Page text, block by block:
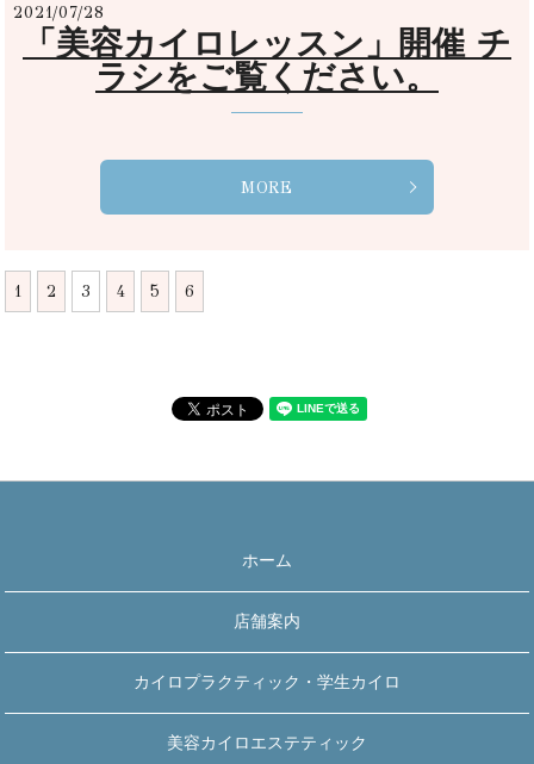
2021/07/28
「美容カイロレッスン」開催 チ
ラシをご覧ください。
MORE
1 2 3 4 5 6
ホーム
店舗案内
カイロプラクティック・学生カイロ
美容カイロエステティック